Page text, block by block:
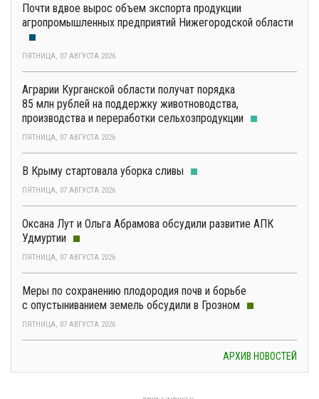
Почти вдвое вырос объем экспорта продукции
агропромышленных предприятий Нижегородской области
ПЯТНИЦА, 07 АВГУСТА 2026
Аграрии Курганской области получат порядка
85 млн рублей на поддержку животноводства,
производства и переработки сельхозпродукции
ПЯТНИЦА, 07 АВГУСТА 2026
В Крыму стартовала уборка сливы
ПЯТНИЦА, 07 АВГУСТА 2026
Оксана Лут и Ольга Абрамова обсудили развитие АПК
Удмуртии
ПЯТНИЦА, 07 АВГУСТА 2026
Меры по сохранению плодородия почв и борьбе
с опустыниванием земель обсудили в Грозном
ПЯТНИЦА, 07 АВГУСТА 2026
АРХИВ НОВОСТЕЙ